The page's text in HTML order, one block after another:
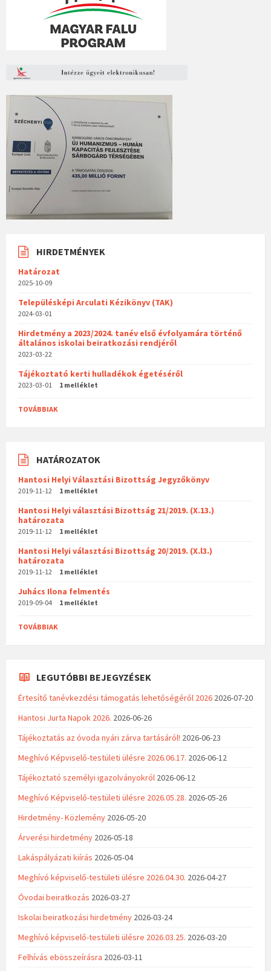
HIRDETMÉNYEK
Határozat
2025-10-09
Településképi Arculati Kézikönyv (TAK)
2024-03-01
Hirdetmény a 2023/2024. tanév első évfolyamára történő
általános iskolai beiratkozási rendjéről
2023-03-22
Tájékoztató kerti hulladékok égetéséről
2023-03-01 1 melléklet
TOVÁBBIAK
HATÁROZATOK
Hantosi Helyi Választási Bizottság Jegyzőkönyv
2019-11-12 1 melléklet
Hantosi Helyi választási Bizottság 21/2019. (X.13.)
határozata
2019-11-12 1 melléklet
Hantosi Helyi választási Bizottság 20/2019. (X.l3.)
határozata
2019-11-12 1 melléklet
Juhács Ilona felmentés
2019-09-04 1 melléklet
TOVÁBBIAK
LEGUTÓBBI BEJEGYZÉSEK
Értesítő tanévkezdési támogatás lehetőségéről 2026 2026-07-20
Hantosi Jurta Napok 2026. 2026-06-26
Tájékoztatás az óvoda nyári zárva tartásáról! 2026-06-23
Meghívó Képviselő-testületi ülésre 2026.06.17. 2026-06-12
Tájékoztató személyi igazolványokról 2026-06-12
Meghívó Képviselő-testületi ülésre 2026.05.28. 2026-05-26
Hirdetmény- Közlemény 2026-05-20
Árverési hirdetmény 2026-05-18
Lakáspályázati kiírás 2026-05-04
Meghívó képviselő-testületi ülésre 2026.04.30. 2026-04-27
Óvodai beiratkozás 2026-03-27
Iskolai beiratkozási hirdetmény 2026-03-24
Meghívó képviselő-testületi ülésre 2026.03.25. 2026-03-20
Felhívás ebösszeírásra 2026-03-11